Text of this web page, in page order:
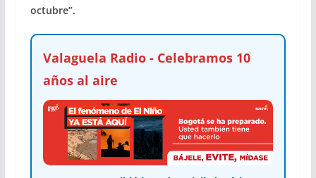
octubre”.
Valaguela Radio - Celebramos 10
años al aire